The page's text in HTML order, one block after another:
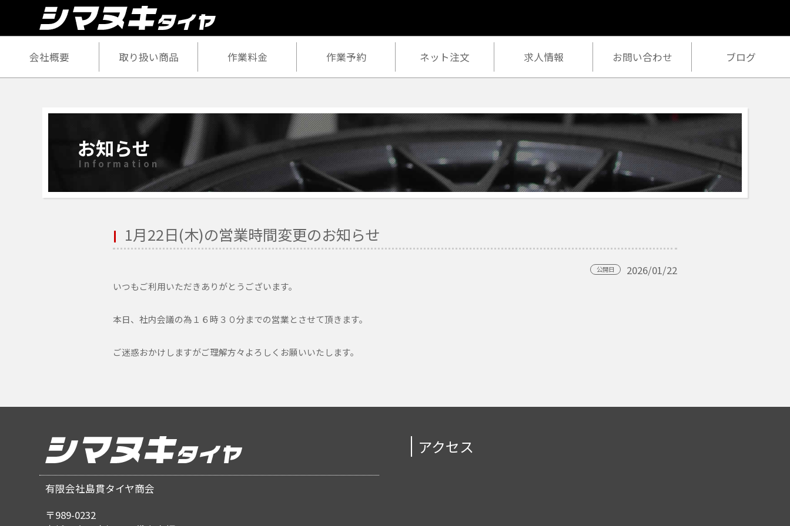
会社概要 取り扱い商品 作業料金 作業予約 ネット注文 求人情報 お問い合わせ ブログ
お知らせ
Information
1月22日(木)の営業時間変更のお知らせ
公開日 2026/01/22
いつもご利用いただきありがとうございます。
本日、社内会議の為１６時３０分までの営業とさせて頂きます。
ご迷惑おかけしますがご理解方々よろしくお願いいたします。
有限会社島貫タイヤ商会
〒989-0232
アクセス